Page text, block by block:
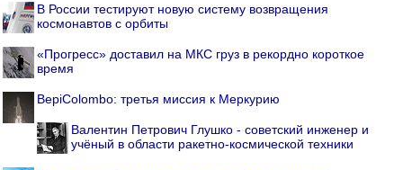
В России тестируют новую систему возвращения
космонавтов с орбиты
«Прогресс» доставил на МКС груз в рекордно короткое
время
BepiColombo: третья миссия к Меркурию
Валентин Петрович Глушко - советский инженер и
учёный в области ракетно-космической техники